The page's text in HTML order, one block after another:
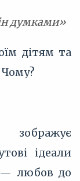
думками»
дітям та
зображує
ідеали
— любов до